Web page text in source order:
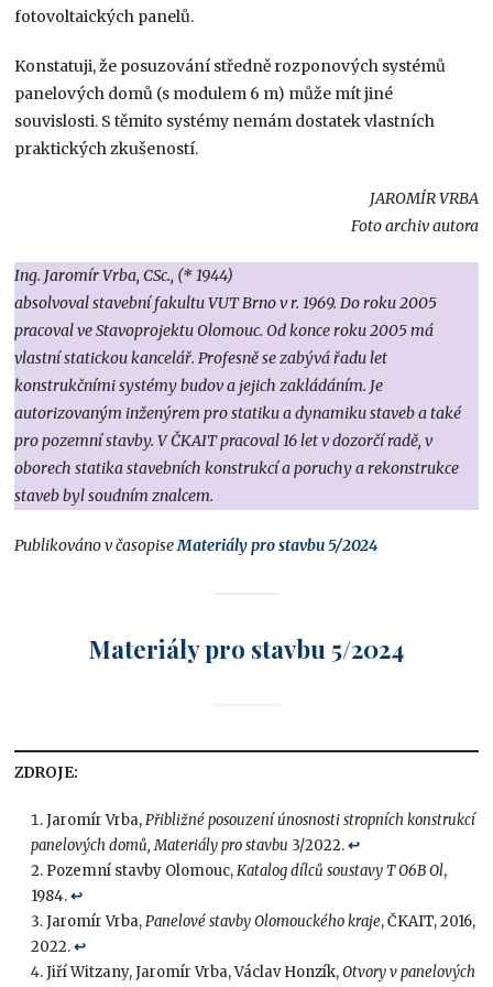
fotovoltaických panelů.
Konstatuji, že posuzování středně rozponových systémů
panelových domů (s modulem 6 m) může mít jiné
souvislosti. S těmito systémy nemám dostatek vlastních
praktických zkušeností.
JAROMÍR VRBA
Foto archiv autora
Ing. Jaromír Vrba, CSc., (* 1944)
absolvoval stavební fakultu VUT Brno v r. 1969. Do roku 2005
pracoval ve Stavoprojektu Olomouc. Od konce roku 2005 má
vlastní statickou kancelář. Profesně se zabývá řadu let
konstrukčními systémy budov a jejich zakládáním. Je
autorizovaným inženýrem pro statiku a dynamiku staveb a také
pro pozemní stavby. V ČKAIT pracoval 16 let v dozorčí radě, v
oborech statika stavebních konstrukcí a poruchy a rekonstrukce
staveb byl soudním znalcem.
Publikováno v časopiseMateriály pro stavbu 5/2024
Materiály pro stavbu 5/2024
ZDROJE:
Jaromír Vrba,Přibližné posouzení únosnosti stropních konstrukcí
panelových domů, Materiály pro stavbu 3/2022.↩︎
Pozemní stavby Olomouc,Katalog dílců soustavy T O6B Ol,
1984.↩︎
Jaromír Vrba,Panelové stavby Olomouckého kraje, ČKAIT, 2016,
2022.↩︎
Jiří Witzany, Jaromír Vrba, Václav Honzík,Otvory v panelových